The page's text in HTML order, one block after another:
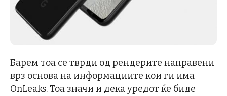
Барем тоа се тврди од рендерите направени
врз основа на информациите кои ги има
OnLeaks. Тоа значи и дека уредот ќе биде